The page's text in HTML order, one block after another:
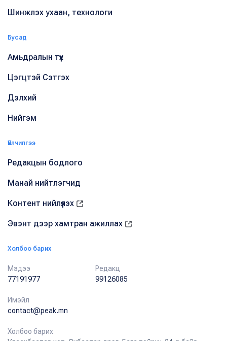
Шинжлэх ухаан, технологи
Бусад
Амьдралын түүх
Цэгцтэй Сэтгэх
Дэлхий
Нийгэм
Үйлчилгээ
Редакцын бодлого
Манай нийтлэгчид
Контент нийлүүлэх
Эвэнт дээр хамтран ажиллах
Холбоо барих
Мэдээ
77191977
Редакц
99126085
Имэйл
contact@peak.mn
Холбоо барих